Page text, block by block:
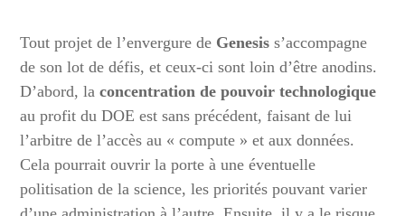
Tout projet de l’envergure de Genesis s’accompagne
de son lot de défis, et ceux-ci sont loin d’être anodins.
D’abord, laconcentration de pouvoir technologique
au profit du DOE est sans précédent, faisant de lui
l’arbitre de l’accès au « compute » et aux données.
Cela pourrait ouvrir la porte à une éventuelle
politisation de la science, les priorités pouvant varier